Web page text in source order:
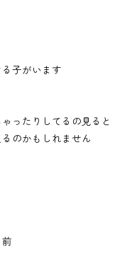
子がいます
ったりしてるの見ると
のかもしれません